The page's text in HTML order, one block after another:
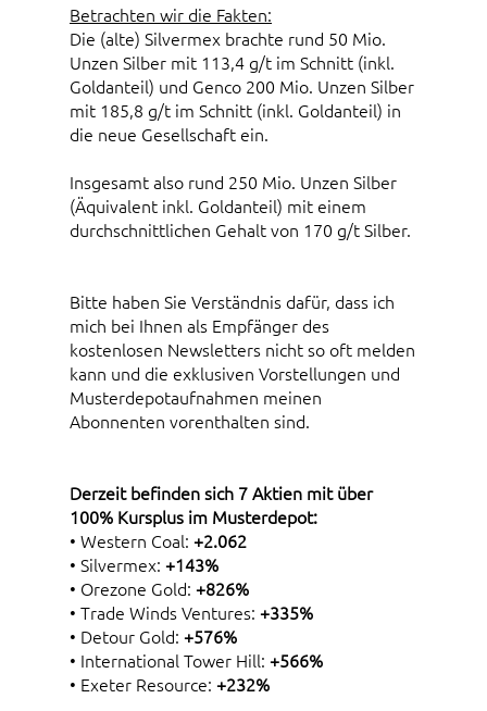
Betrachten wir die Fakten:
Die (alte) Silvermex brachte rund 50 Mio.
Unzen Silber mit 113,4 g/t im Schnitt (inkl.
Goldanteil) und Genco 200 Mio. Unzen Silber
mit 185,8 g/t im Schnitt (inkl. Goldanteil) in
die neue Gesellschaft ein.
Insgesamt also rund 250 Mio. Unzen Silber
(Äquivalent inkl. Goldanteil) mit einem
durchschnittlichen Gehalt von 170 g/t Silber.
Bitte haben Sie Verständnis dafür, dass ich
mich bei Ihnen als Empfänger des
kostenlosen Newsletters nicht so oft melden
kann und die exklusiven Vorstellungen und
Musterdepotaufnahmen meinen
Abonnenten vorenthalten sind.
Derzeit befinden sich 7 Aktien mit über
100% Kursplus im Musterdepot:
• Western Coal: +2.062
• Silvermex: +143%
• Orezone Gold: +826%
• Trade Winds Ventures: +335%
• Detour Gold: +576%
• International Tower Hill: +566%
• Exeter Resource: +232%